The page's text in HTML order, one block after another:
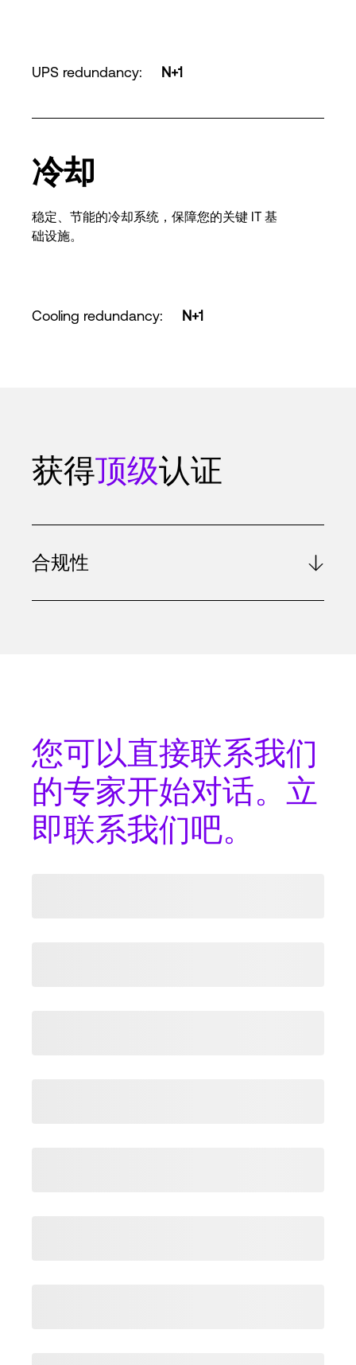
UPS redundancy: N+1
冷却
稳定、节能的冷却系统，保障您的关键 IT 基
础设施。
Cooling redundancy: N+1
获得顶级认证
合规性
您可以直接联系我们
的专家开始对话。立
即联系我们吧。